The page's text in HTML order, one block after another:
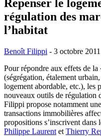
Repenser le
régulation des
l’habitat
Benoît Filippi - 3 octobre 2011
Pour répondre aux effets de
(ségrégation, étalement
logement abordable, etc.), les
nouveaux outils de régulation
Filippi propose notamment
transactions immobilières
propositions s’inscrivent dans
Philippe Laurent et Thierry